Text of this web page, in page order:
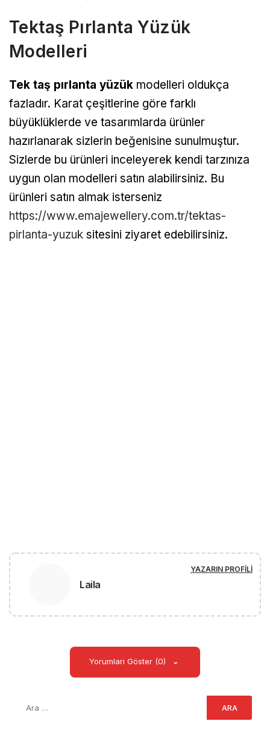
Tektaş Pırlanta Yüzük
Modelleri
Tek taş pırlanta yüzük modelleri oldukça
fazladır. Karat çeşitlerine göre farklı
büyüklüklerde ve tasarımlarda ürünler
hazırlanarak sizlerin beğenisine sunulmuştur.
Sizlerde bu ürünleri inceleyerek kendi tarzınıza
uygun olan modelleri satın alabilirsiniz. Bu
ürünleri satın almak isterseniz
https://www.emajewellery.com.tr/tektas-
pirlanta-yuzuk sitesini ziyaret edebilirsiniz.
Laila
YAZARIN PROFILI
Yorumları Göster (0)